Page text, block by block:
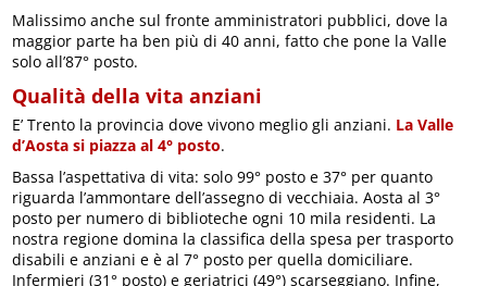
Malissimo anche sul fronte amministratori pubblici, dove la
maggior parte ha ben più di 40 anni, fatto che pone la Valle
solo all’87° posto.
Qualità della vita anziani
E’ Trento la provincia dove vivono meglio gli anziani. La Valle
d’Aosta si piazza al 4° posto.
Bassa l’aspettativa di vita: solo 99° posto e 37° per quanto
riguarda l’ammontare dell’assegno di vecchiaia. Aosta al 3°
posto per numero di biblioteche ogni 10 mila residenti. La
nostra regione domina la classifica della spesa per trasporto
disabili e anziani e è al 7° posto per quella domiciliare.
Infermieri (31° posto) e geriatrici (49°) scarseggiano. Infine,